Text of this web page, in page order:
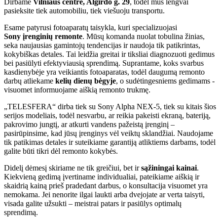
pasieksite tiek automobiliu, tiek viešuoju transportu.
Esame patyrusi fotoaparatų taisykla, kuri specializuojasi
Sony įrenginių remonte. Mūsų komanda nuolat tobulina žinias,
seka naujausias gamintojų tendencijas ir naudoja tik patikrintas,
kokybiškas detales. Tai leidžia greitai ir tiksliai diagnozuoti gedimus
bei pasiūlyti efektyviausią sprendimą. Suprantame, koks svarbus
kasdienybėje yra veikiantis fotoaparatas, todėl daugumą remonto
darbų atliekame kelių dienų bėgyje, o sudėtingesniems gedimams -
visuomet informuojame aiškią remonto trukmę.
„TELESFERA“ dirba tiek su Sony Alpha NEX-5, tiek su kitais šios
serijos modeliais, todėl nesvarbu, ar reikia pakeisti ekraną, bateriją,
pakrovimo jungtį, ar atkurti vandens pažeistą įrenginį –
pasirūpinsime, kad jūsų įrenginys vėl veiktų sklandžiai. Naudojame
tik patikimas detales ir suteikiame garantiją atliktiems darbams, todėl
galite būti tikri dėl remonto kokybės.
Didelį dėmesį skiriame ne tik greičiui, bet irsąžiningai kainai.
Kiekvieną gedimą įvertiname individualiai, pateikiame aiškią ir
skaidrią kainą prieš pradedant darbus, o konsultacija visuomet yra
nemokama. Jei nenorite ilgai laukti arba dvejojate ar verta taisyti,
visada galite užsukti – meistrai patars ir pasiūlys optimalų
sprendimą.